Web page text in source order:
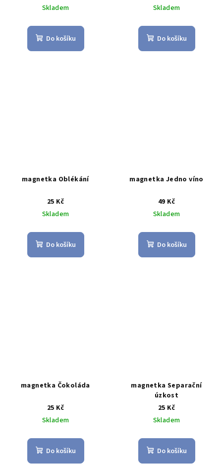
Skladem
Do košíku
Skladem
Do košíku
magnetka Oblékání
25 Kč
Skladem
Do košíku
magnetka Jedno víno
49 Kč
Skladem
Do košíku
magnetka Čokoláda
25 Kč
Skladem
Do košíku
magnetka Separační
úzkost
25 Kč
Skladem
Do košíku